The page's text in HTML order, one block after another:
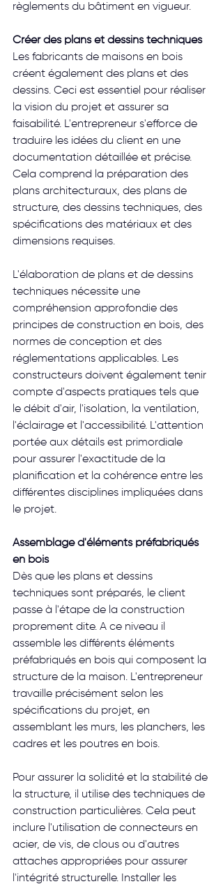
règlements du bâtiment en vigueur.
Créer des plans et dessins techniques
Les fabricants de maisons en bois
créent également des plans et des
dessins. Ceci est essentiel pour réaliser
la vision du projet et assurer sa
faisabilité. L'entrepreneur s'efforce de
traduire les idées du client en une
documentation détaillée et précise.
Cela comprend la préparation des
plans architecturaux, des plans de
structure, des dessins techniques, des
spécifications des matériaux et des
dimensions requises.
L'élaboration de plans et de dessins
techniques nécessite une
compréhension approfondie des
principes de construction en bois, des
normes de conception et des
réglementations applicables. Les
constructeurs doivent également tenir
compte d'aspects pratiques tels que
le débit d'air, l'isolation, la ventilation,
l'éclairage et l'accessibilité. L'attention
portée aux détails est primordiale
pour assurer l'exactitude de la
planification et la cohérence entre les
différentes disciplines impliquées dans
le projet.
Assemblage d'éléments préfabriqués
en bois
Dès que les plans et dessins
techniques sont préparés, le client
passe à l'étape de la construction
proprement dite. A ce niveau il
assemble les différents éléments
préfabriqués en bois qui composent la
structure de la maison. L'entrepreneur
travaille précisément selon les
spécifications du projet, en
assemblant les murs, les planchers, les
cadres et les poutres en bois.
Pour assurer la solidité et la stabilité de
la structure, il utilise des techniques de
construction particulières. Cela peut
inclure l'utilisation de connecteurs en
acier, de vis, de clous ou d'autres
attaches appropriées pour assurer
l'intégrité structurelle. Installer les